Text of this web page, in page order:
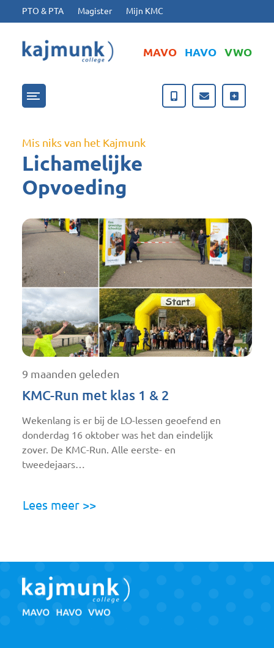
Ga naar hoofdinhoud
Ga naar footer
PTO & PTA Magister Mijn KMC
MAVO HAVO VWO
Menu openen/sluiten
Mis niks van het Kajmunk
Lichamelijke
Opvoeding
9 maanden geleden
KMC-Run met klas 1 & 2
Wekenlang is er bij de LO-lessen geoefend en
donderdag 16 oktober was het dan eindelijk
zover. De KMC-Run. Alle eerste- en
tweedejaars…
Lees meer >>